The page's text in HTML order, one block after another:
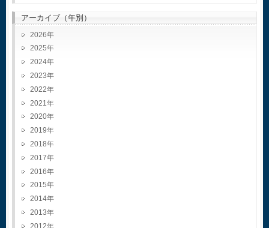
アーカイブ（年別）
2026
2025
2024
2023
2022
2021
2020
2019
2018
2017
2016
2015
2014
2013
2012